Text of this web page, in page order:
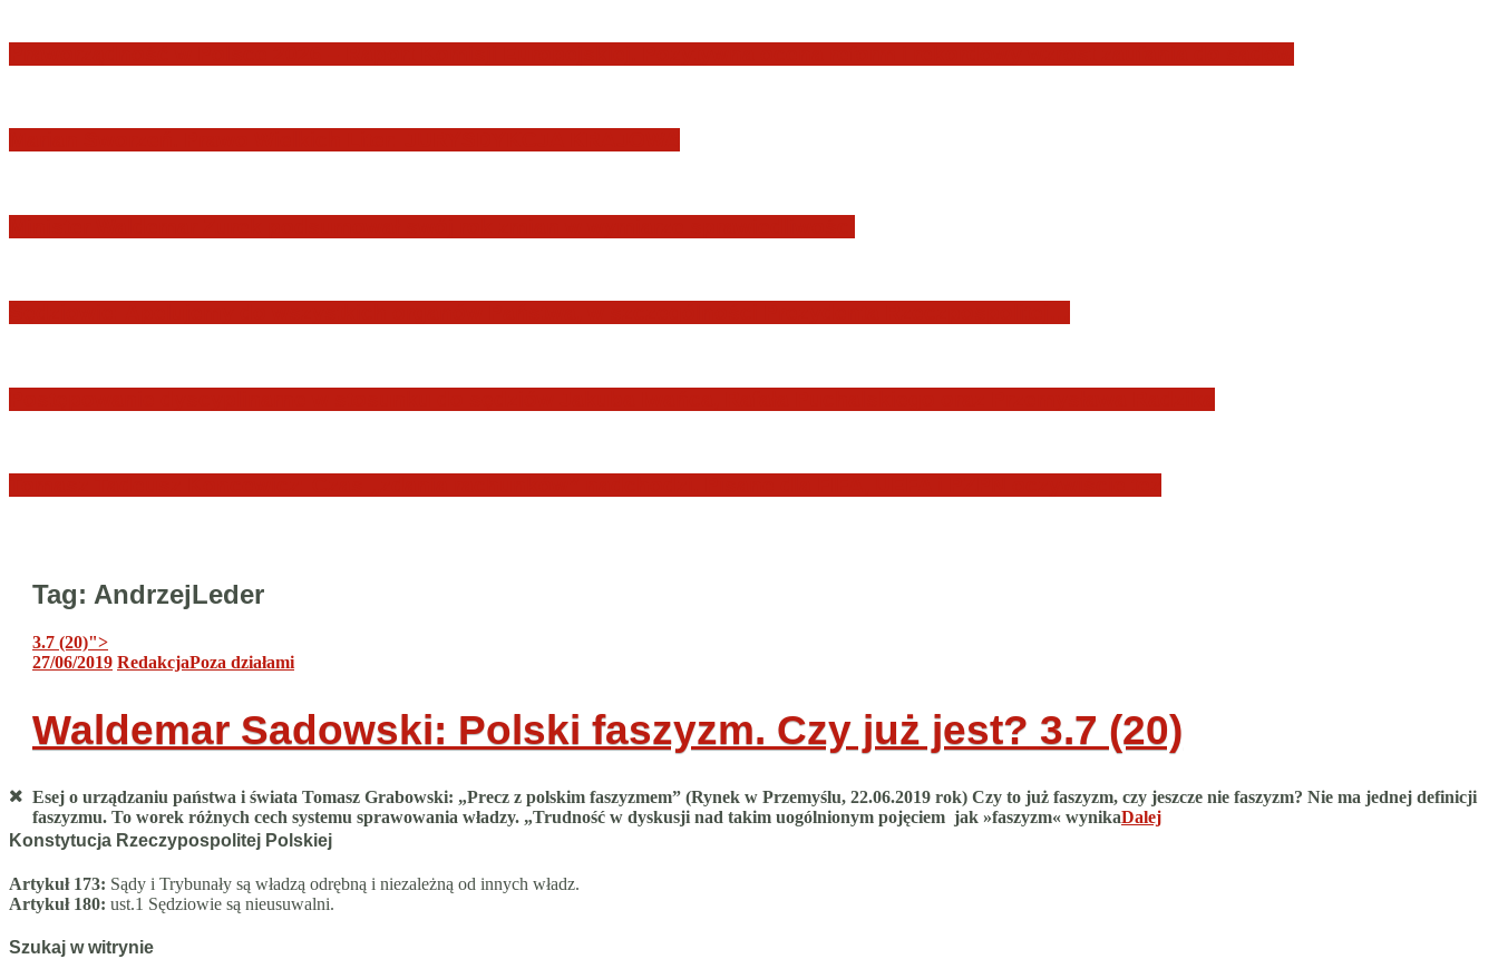
Tag: AndrzejLeder
3.7 (20)">
27/06/2019 RedakcjaPoza działami
Waldemar Sadowski: Polski faszyzm. Czy już jest? 3.7 (20)
Esej o urządzaniu państwa i świata Tomasz Grabowski: „Precz z polskim faszyzmem” (Rynek w Przemyślu, 22.06.2019 rok) Czy to już faszyzm, czy jeszcze nie faszyzm? Nie ma jednej definicji
faszyzmu. To worek różnych cech systemu sprawowania władzy. „Trudność w dyskusji nad takim uogólnionym pojęciem jak »faszyzm« wynikaDalej
Konstytucja Rzeczypospolitej Polskiej
Artykuł 173: Sądy i Trybunały są władzą odrębną i niezależną od innych władz.
Artykuł 180: ust.1 Sędziowie są nieusuwalni.
Szukaj w witrynie